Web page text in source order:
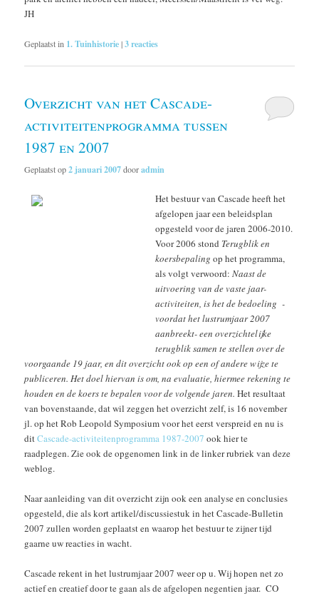
JH
Geplaatst in 1. Tuinhistorie|3reacties
Overzicht van het Cascade-
activiteitenprogramma tussen
1987 en 2007
Geplaatst op2 januari 2007dooradmin
Het bestuur van Cascade heeft het
afgelopen jaar een beleidsplan
opgesteld voor de jaren 2006-2010.
Voor 2006 stond Terugblik en
koersbepaling op het programma,
als volgt verwoord:Naast de
uitvoering van de vaste jaar-
activiteiten, is het de bedoeling -
voordat het lustrumjaar 2007
aanbreekt- een overzichtelijke
terugblik samen te stellen over de
voorgaande 19 jaar, en dit overzicht ook op een of andere wijze te
publiceren. Het doel hiervan is om, na evaluatie, hiermee rekening te
houden en de koers te bepalen voor de volgende jaren. Het resultaat
van bovenstaande, dat wil zeggen het overzicht zelf, is 16 november
jl. op het Rob Leopold Symposium voor het eerst verspreid en nu is
ditCascade-activiteitenprogramma 1987-2007 ook hier te
raadplegen. Zie ook de opgenomen link in de linker rubriek van deze
weblog.
Naar aanleiding van dit overzicht zijn ook een analyse en conclusies
opgesteld, die als kort artikel/discussiestuk in het Cascade-Bulletin
2007 zullen worden geplaatst en waarop het bestuur te zijner tijd
gaarne uw reacties in wacht.
Cascade rekent in het lustrumjaar 2007 weer op u. Wij hopen net zo
actief en creatief door te gaan als de afgelopen negentien jaar. CO